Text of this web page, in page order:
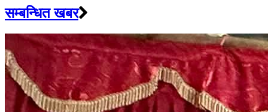
सम्बन्धित खबर